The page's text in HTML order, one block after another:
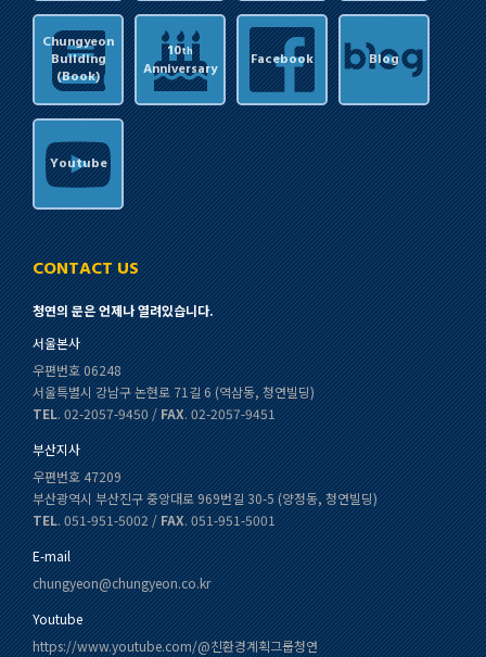
Chungyeon
Building
(Book)
10th
Anniversary Facebook Blog
Youtube
CONTACT US
청연의 문은 언제나 열려있습니다.
서울본사
우편번호 06248
서울특별시 강남구 논현로 71길 6 (역삼동, 청연빌딩)
TEL. 02-2057-9450 /FAX. 02-2057-9451
부산지사
우편번호 47209
부산광역시 부산진구 중앙대로 969번길 30-5 (양정동, 청연빌딩)
TEL. 051-951-5002 /FAX. 051-951-5001
E-mail
chungyeon@chungyeon.co.kr
Youtube
https://www.youtube.com/@친환경계획그룹청연